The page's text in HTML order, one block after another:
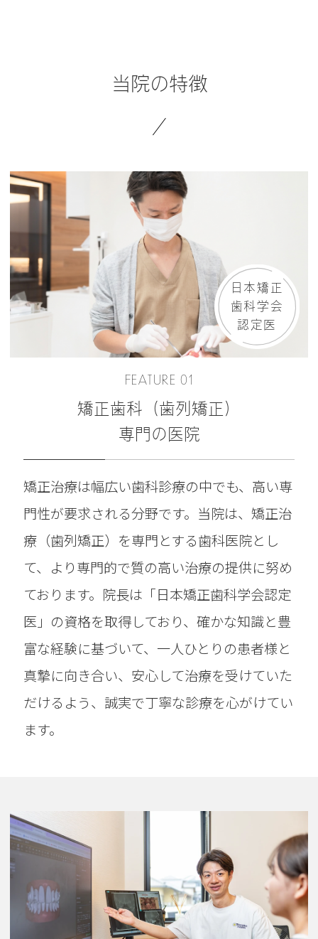
当院の特徴
日本矯正
歯科学会
認定医
FEATURE 01
矯正歯科（歯列矯正）
専門の医院
矯正治療は幅広い歯科診療の中でも、高い専
門性が要求される分野です。当院は、矯正治
療（歯列矯正）を専門とする歯科医院とし
て、より専門的で質の高い治療の提供に努め
ております。院長は「日本矯正歯科学会認定
医」の資格を取得しており、確かな知識と豊
富な経験に基づいて、一人ひとりの患者様と
真摯に向き合い、安心して治療を受けていた
だけるよう、誠実で丁寧な診療を心がけてい
ます。